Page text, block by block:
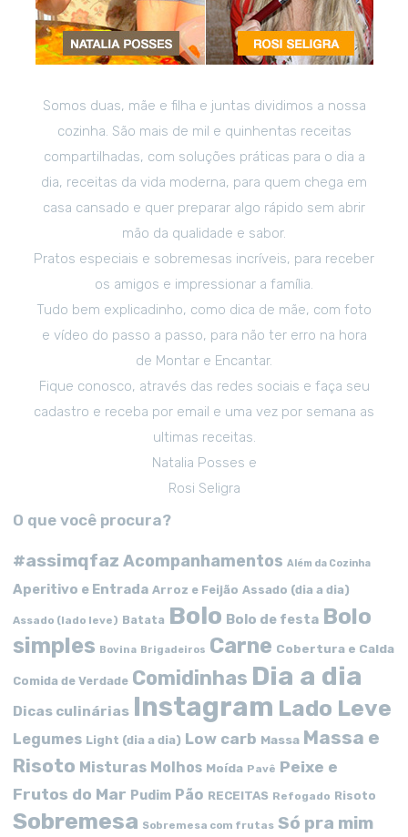
Somos duas, mãe e filha e juntas dividimos a nossa
cozinha. São mais de mil e quinhentas receitas
compartilhadas, com soluções práticas para o dia a
dia, receitas da vida moderna, para quem chega em
casa cansado e quer preparar algo rápido sem abrir
mão da qualidade e sabor.
Pratos especiais e sobremesas incríveis, para receber
os amigos e impressionar a família.
Tudo bem explicadinho, como dica de mãe, com foto
e vídeo do passo a passo, para não ter erro na hora
de Montar e Encantar.
Fique conosco, através das redes sociais e faça seu
cadastro e receba por email e uma vez por semana as
ultimas receitas.
Natalia Posses e
Rosi Seligra
O que você procura?
#assimqfaz Acompanhamentos Além da Cozinha
Aperitivo e Entrada Arroz e Feijão Assado (dia a dia)
Assado (lado leve) Batata Bolo Bolo de festa Bolo
simples Bovina Brigadeiros Carne Cobertura e Calda
Comida de Verdade Comidinhas Dia a dia
Dicas culinárias Instagram Lado Leve
Legumes Light (dia a dia) Low carb Massa Massa e
Risoto Misturas Molhos Moída Pavê Peixe e
Frutos do Mar Pudim Pão RECEITAS Refogado Risoto
Sobremesa Sobremesa com frutas Só pra mim